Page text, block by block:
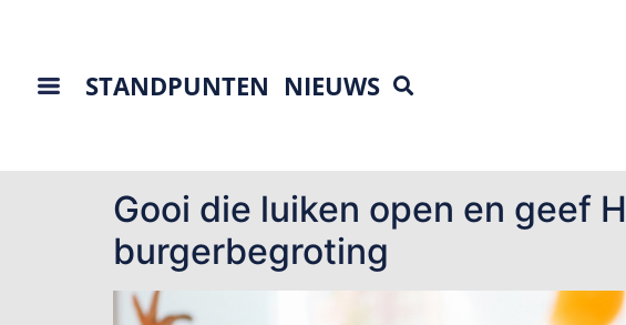
STANDPUNTEN NIEUWS
Gooi die luiken open en geef
burgerbegroting